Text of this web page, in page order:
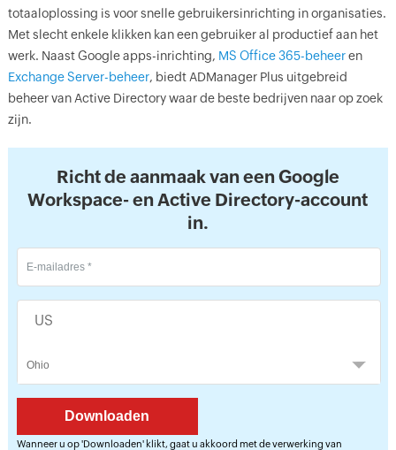
totaaloplossing is voor snelle gebruikersinrichting in organisaties.
Met slecht enkele klikken kan een gebruiker al productief aan het
werk. Naast Google apps-inrichting, MS Office 365-beheeren
Exchange Server-beheer, biedt ADManager Plus uitgebreid
beheer van Active Directory waar de beste bedrijven naar op zoek
zijn.
Richt de aanmaak van een Google
Workspace- en Active Directory-account
in.
US
Wanneer u op 'Downloaden' klikt, gaat u akkoord met de verwerking van